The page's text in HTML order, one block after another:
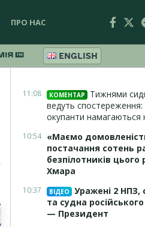
ПРО НАС
ENGLISH
11:08 КОМЕНТАР
Тижнями
ведуть спостереження:
окупанти намагаються
10:54 «Маємо
постачання сотень
безпілотників
Хмара
10:37 ВІДЕО
Уражені 2 НПЗ,
та судна
— Президент